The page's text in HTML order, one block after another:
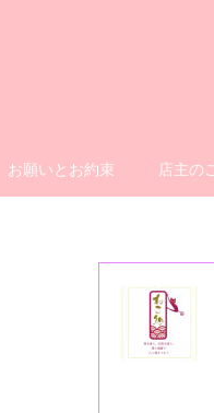
お願いとお約束 店主の